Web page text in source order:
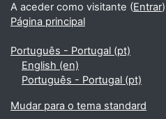
A aceder como visitante (Entrar)
Página principal
Português - Portugal ‎(pt)‎
English ‎(en)‎
Português - Portugal ‎(pt)‎
Mudar para o tema standard